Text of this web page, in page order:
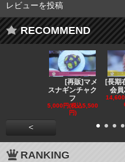
レビューを投稿
RECOMMEND
[再販]マメ
スナギンチャク
フ
5,000円(税込5,500
円)
[長期
会
<
RANKING